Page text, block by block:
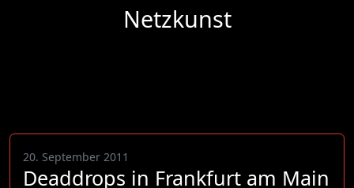
Netzkunst
20. September 2011
Deaddrops in Frankfurt am Main